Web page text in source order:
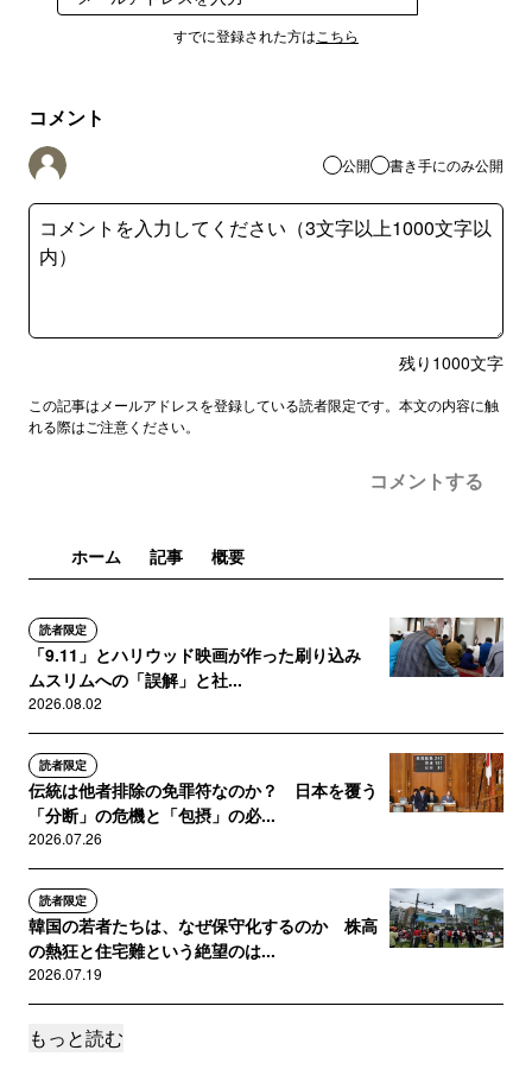
すでに登録された方は こちら
コメント
公開 書き手にのみ公開
残り 1000文字
この記事はメールアドレスを登録している読者限定です。本文の内容に触
れる際はご注意ください。
コメントする
ホーム 記事 概要
読者限定
「9.11」とハリウッド映画が作った刷り込み
ムスリムへの「誤解」と社...
2026.08.02
読者限定
伝統は他者排除の免罪符なのか？ 日本を覆う
「分断」の危機と「包摂」の必...
2026.07.26
読者限定
韓国の若者たちは、なぜ保守化するのか 株高
の熱狂と住宅難という絶望のは...
2026.07.19
読者限定
もっと読む